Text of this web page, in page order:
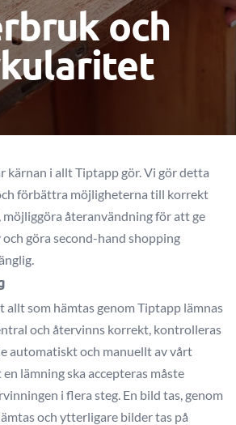
och
kärnan i allt Tiptapp gör. Vi gör detta
förbättra möjligheterna till korrekt
återanvändning för att ge
göra second-hand shopping
allt som hämtas genom Tiptapp lämnas
och återvinns korrekt, kontrolleras
automatiskt och manuellt av vårt
lämning ska accepteras måste
i flera steg. En bild tas, genom
och ytterligare bilder tas på